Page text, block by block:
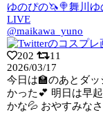
ゆのぴの🦄🍭舞川
LIVE
@maikawa_yuno
202
11
2026/03/17
今日は🏫のあとダ
かった💕 明日は早
かな💦 おやすみな